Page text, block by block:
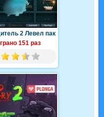
2 Левел пак
151 раз